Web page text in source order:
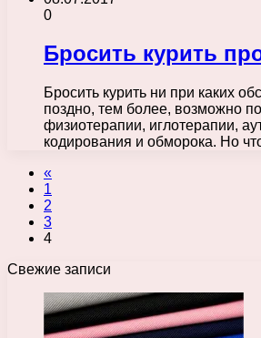
0
Бросить курить
Бросить курить ни при каких
поздно, тем более, возможно
физиотерапии, иглотерапии,
кодирования и обморока. Но
«
1
2
3
4
Свежие записи